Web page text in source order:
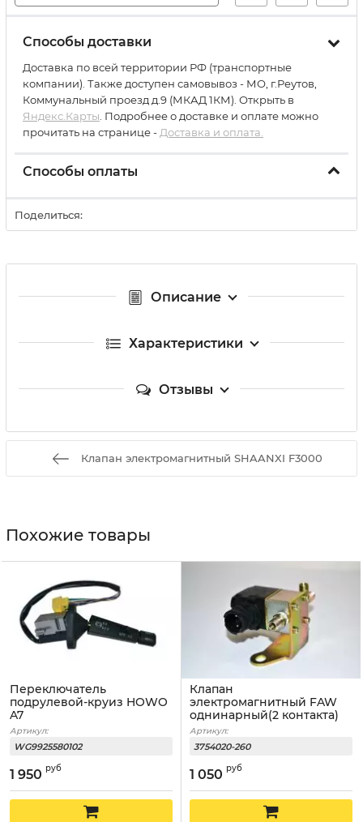
Способы доставки
Доставка по всей территории РФ (транспортные
компании). Также доступен самовывоз - МО, г.Реутов,
Коммунальный проезд д.9 (МКАД 1КМ). Открыть в
Яндекс.Карты . Подробнее о доставке и оплате можно
прочитать на странице - Доставка и оплата.
Способы оплаты
Поделиться:
Описание
Характеристики
Отзывы
Клапан электромагнитный SHAANXI F3000
Похожие товары
Переключатель
подрулевой-круиз HOWO
A7
Артикул:
WG9925580102
1 950 руб
Клапан
электромагнитный FAW
однинарный(2 контакта)
Артикул:
3754020-260
1 050 руб